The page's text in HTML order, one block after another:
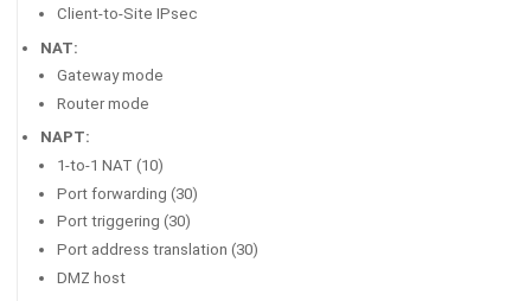
Client-to-Site IPsec
NAT:
Gateway mode
Router mode
NAPT:
1-to-1 NAT (10)
Port forwarding (30)
Port triggering (30)
Port address translation (30)
DMZ host